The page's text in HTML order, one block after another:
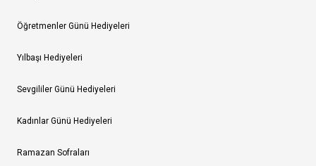
Öğretmenler Günü Hediyeleri
Yılbaşı Hediyeleri
Sevgililer Günü Hediyeleri
Kadınlar Günü Hediyeleri
Ramazan Sofraları